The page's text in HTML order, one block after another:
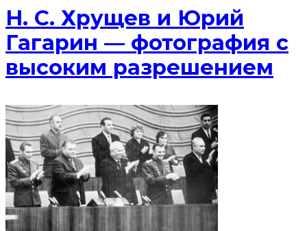
Н. С. Хрущев и Юрий
Гагарин — фотография с
высоким разрешением